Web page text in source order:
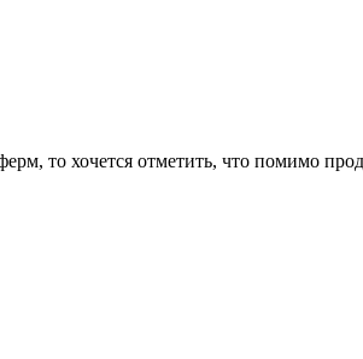
то хочется отметить, что помимо